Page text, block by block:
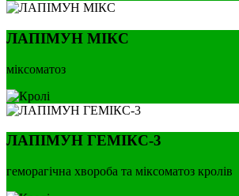
ЛАПІМУН МІКС
міксоматоз
ЛАПІМУН ГЕМІКС-3
геморагічна хвороба та міксоматоз кролів